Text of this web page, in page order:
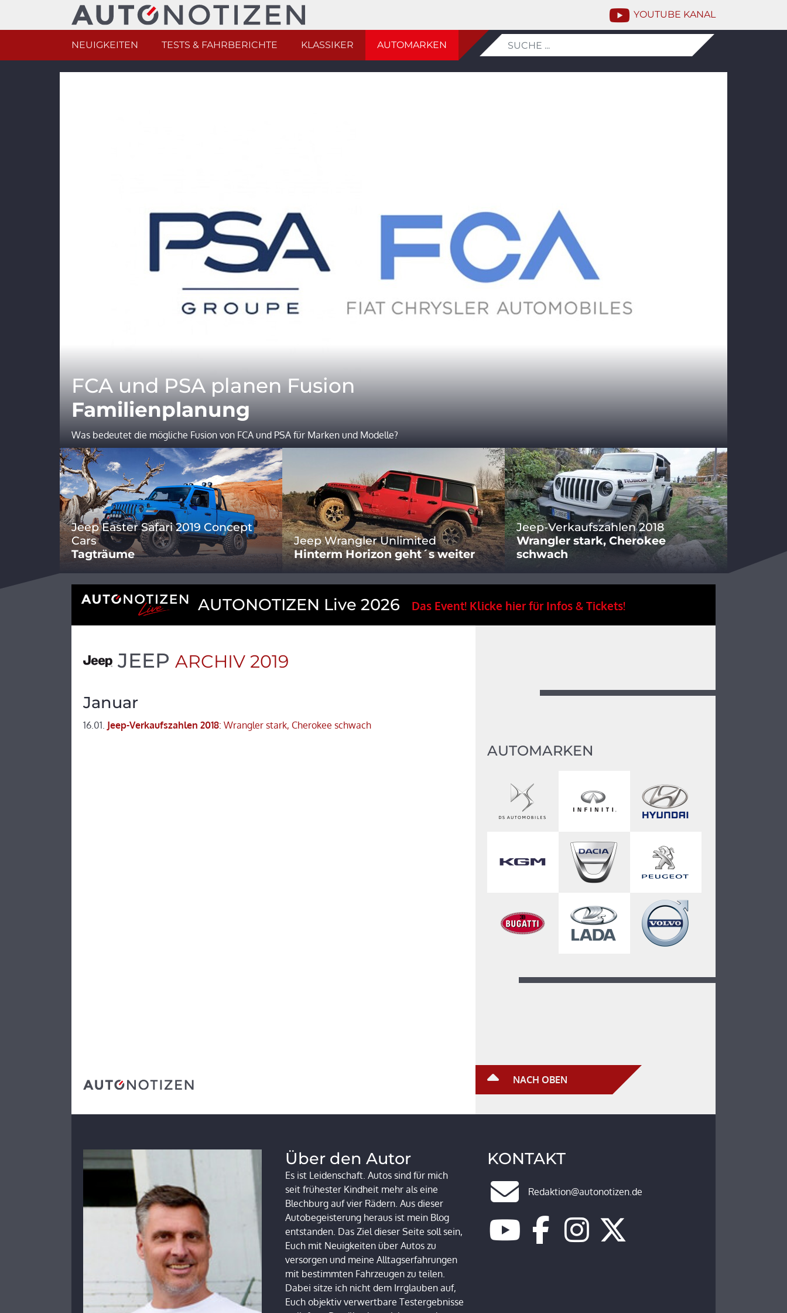
YOUTUBE KANAL
NEUIGKEITEN TESTS & FAHRBERICHTE KLASSIKER AUTOMARKEN
FCA und PSA planen Fusion
Familienplanung
Was bedeutet die mögliche Fusion von FCA und PSA für Marken und Modelle?
Jeep Easter Safari 2019 Concept
Cars
Tagträume
Jeep Wrangler Unlimited
Hinterm Horizon geht´s weiter
Jeep-Verkaufszahlen 2018
Wrangler stark, Cherokee
schwach
AUTONOTIZEN Live 2026 Das Event! Klicke hier für Infos & Tickets!
JEEP ARCHIV 2019
Januar
16.01. Jeep-Verkaufszahlen 2018: Wrangler stark, Cherokee schwach
AUTOMARKEN
NACH OBEN
Über den Autor
Es ist Leidenschaft. Autos sind für mich
seit frühester Kindheit mehr als eine
Blechburg auf vier Rädern. Aus dieser
Autobegeisterung heraus ist mein Blog
entstanden. Das Ziel dieser Seite soll sein,
Euch mit Neuigkeiten über Autos zu
versorgen und meine Alltagserfahrungen
mit bestimmten Fahrzeugen zu teilen.
Dabei sitze ich nicht dem Irrglauben auf,
Euch objektiv verwertbare Testergebnisse
KONTAKT
Redaktion@autonotizen.de